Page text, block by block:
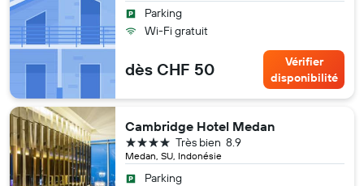
Parking
Wi-Fi gratuit
dès CHF 50
Vérifier
disponibilité
Cambridge Hotel Medan
Medan, SU, Indonésie
8.9
Très bien
4 étoiles
Parking